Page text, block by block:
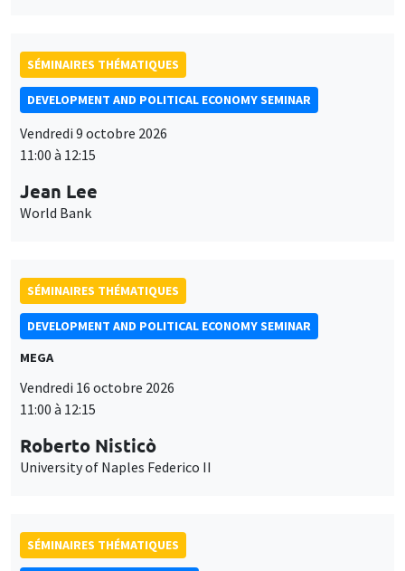
SÉMINAIRES THÉMATIQUES
DEVELOPMENT AND POLITICAL ECONOMY SEMINAR
Vendredi 9 octobre 2026
11:00 à 12:15
Jean Lee
World Bank
SÉMINAIRES THÉMATIQUES
DEVELOPMENT AND POLITICAL ECONOMY SEMINAR
MEGA
Vendredi 16 octobre 2026
11:00 à 12:15
Roberto Nisticò
University of Naples Federico II
SÉMINAIRES THÉMATIQUES